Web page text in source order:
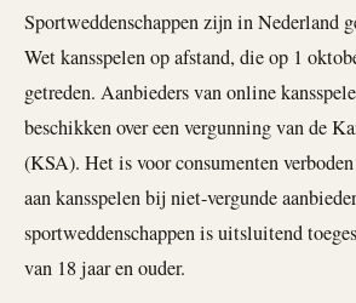
Sportweddenschappen zijn in Nederland
Wet kansspelen op afstand, die op 1
getreden. Aanbieders van online
beschikken over een vergunning van de
(KSA). Het is voor consumenten
aan kansspelen bij niet-vergunde
sportweddenschappen is uitsluitend
van 18 jaar en ouder.